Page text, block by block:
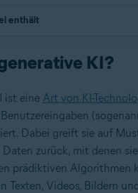
enthält
KI?
ist eine Art von KI-
Dabei greift sie auf
Daten zurück, mit denen
prädiktiven Algorithmen
Texten, Videos, Bildern